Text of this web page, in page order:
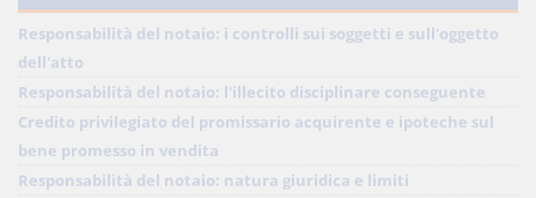
Responsabilità del notaio: i controlli sui soggetti e sull'oggetto
dell'atto
Responsabilità del notaio: l'illecito disciplinare conseguente
Credito privilegiato del promissario acquirente e ipoteche sul
bene promesso in vendita
Responsabilità del notaio: natura giuridica e limiti